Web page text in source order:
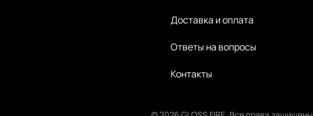
Доставка и оплата
Ответы на вопросы
Контакты